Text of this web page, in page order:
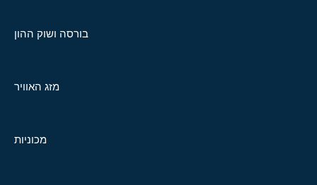
בורסה ושוק ההון
מזג האוויר
מכוניות